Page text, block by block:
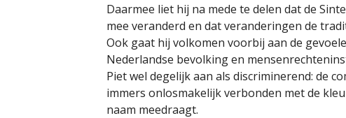
Daarmee liet hij na mede te delen dat de
mee veranderd en dat veranderingen de
Ook gaat hij volkomen voorbij aan de
Nederlandse bevolking en
Piet wel degelijk aan als discriminerend: de
immers onlosmakelijk verbonden met de
naam meedraagt.